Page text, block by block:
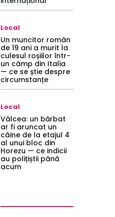
Local
Un muncitor român
de 19 ani a murit la
culesul roșiilor într-
un câmp din Italia
— ce se știe despre
circumstanțe
Local
Vâlcea: un bărbat
ar fi aruncat un
câine de la etajul 4
al unui bloc din
Horezu — ce indicii
au polițiștii până
acum